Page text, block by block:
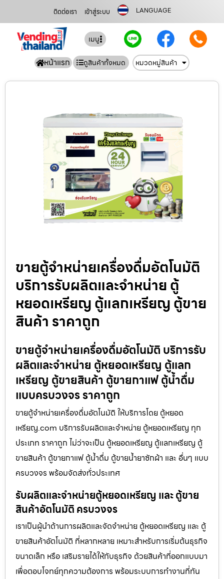
ติดต่อเรา เข้าสู่ระบบ LANGUAGE
เมนู
หน้าแรก ดูสินค้าทั้งหมด หมวดหมู่สินค้า
ขายตู้จำหน่ายเครื่องดื่ม​อัตโนมัติ
บริการรับผลิตและจำหน่าย ตู้
หยอดเหรียญ ตู้แลกเหรียญ ตู้ขาย
สินค้า ราคาถูก
ขายตู้จำหน่ายเครื่องดื่ม​อัตโนมัติ บริการรับ
ผลิตและจำหน่าย ตู้หยอดเหรียญ ตู้แลก
เหรียญ ตู้ขายสินค้า ตู้ขายกาแฟ ตู้น้ำดื่ม
แบบครบวงจร ราคาถูก
ขายตู้จำหน่ายเครื่องดื่ม​อัตโนมัติ ให้บริการโดย ตู้หยอด
เหรียญ.com บริการรับผลิตและจำหน่าย ตู้หยอดเหรียญ ทุก
ประเภท ราคาถูก ไม่ว่าจะเป็น ตู้หยอดเหรียญ ตู้แลกเหรียญ ตู้
ขายสินค้า ตู้ขายกาแฟ ตู้น้ำดื่ม ตู้ขายน้ำยาซักผ้า และ อื่นๆ แบบ
ครบวงจร พร้อมจัดส่งทั่วประเทศ
รับผลิตและจำหน่ายตู้หยอดเหรียญ และ ตู้ขาย
สินค้าอัตโนมัติ ครบวงจร
เราเป็นผู้นำด้านการผลิตและจัดจำหน่าย ตู้หยอดเหรียญ และ ตู้
ขายสินค้าอัตโนมัติ ที่หลากหลาย เหมาะสำหรับการเริ่มต้นธุรกิจ
ขนาดเล็ก หรือ เสริมรายได้ให้กับธุรกิจ ด้วยสินค้าที่ออกแบบมา
เพื่อตอบโจทย์ทุกความต้องการ พร้อมระบบการทำงานที่ทัน